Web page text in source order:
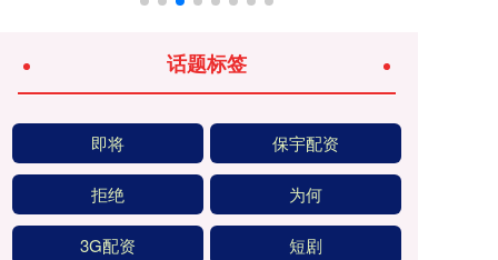
话题标签
即将 保宇配资
拒绝 为何
3G配资 短剧